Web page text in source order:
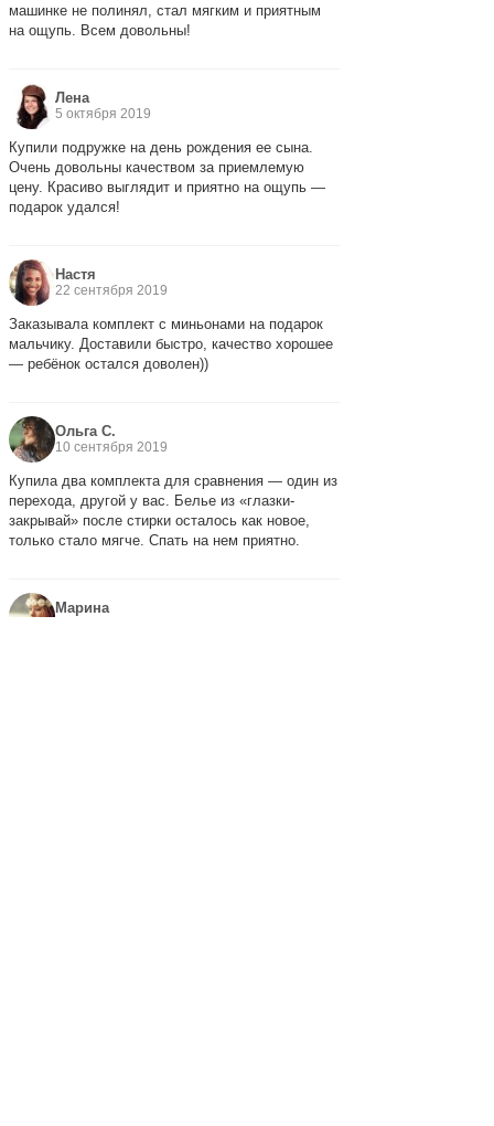
машинке не полинял, стал мягким и приятным
на ощупь. Всем довольны!
Лена
5 октября 2019
Купили подружке на день рождения ее сына.
Очень довольны качеством за приемлемую
цену. Красиво выглядит и приятно на ощупь —
подарок удался!
Настя
22 сентября 2019
Заказывала комплект с миньонами на подарок
мальчику. Доставили быстро, качество хорошее
— ребёнок остался доволен))
Ольга С.
10 сентября 2019
Купила два комплекта для сравнения — один из
перехода, другой у вас. Белье из «глазки-
закрывай» после стирки осталось как новое,
только стало мягче. Спать на нем приятно.
Марина